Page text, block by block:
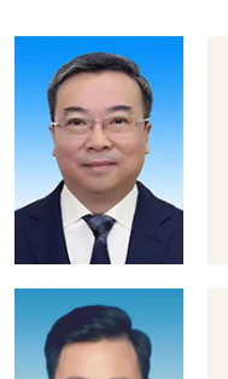
侨务工作 区县动态